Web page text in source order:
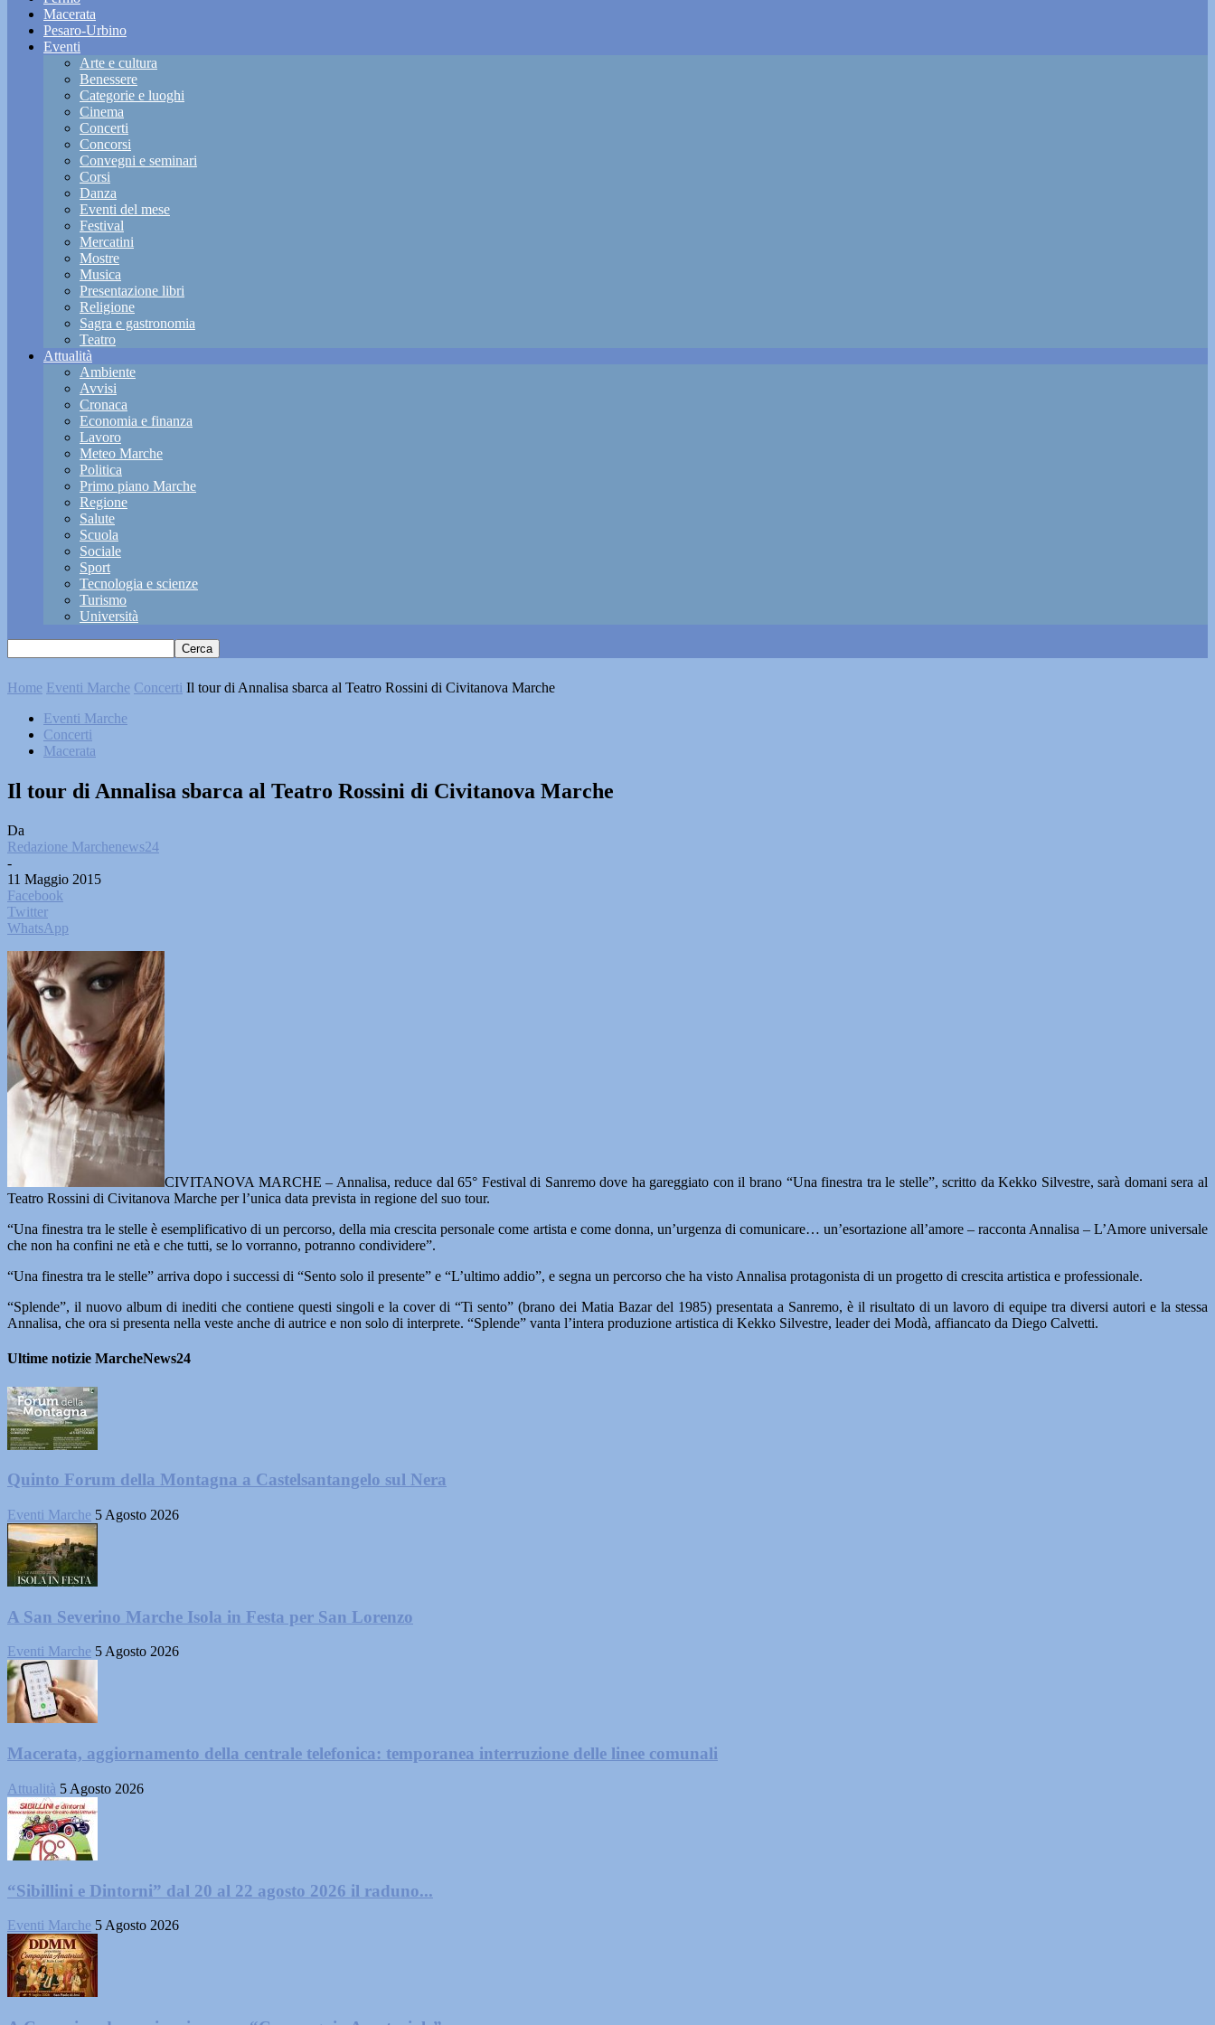
Macerata
Pesaro-Urbino
Eventi
Arte e cultura
Benessere
Categorie e luoghi
Cinema
Concerti
Concorsi
Convegni e seminari
Corsi
Danza
Eventi del mese
Festival
Mercatini
Mostre
Musica
Presentazione libri
Religione
Sagra e gastronomia
Teatro
Attualità
Ambiente
Avvisi
Cronaca
Economia e finanza
Lavoro
Meteo Marche
Politica
Primo piano Marche
Regione
Salute
Scuola
Sociale
Sport
Tecnologia e scienze
Turismo
Università
Home Eventi Marche Concerti Il tour di Annalisa sbarca al Teatro Rossini di Civitanova Marche
Eventi Marche
Concerti
Macerata
Il tour di Annalisa sbarca al Teatro Rossini di Civitanova Marche
Da
Redazione Marchenews24
-
11 Maggio 2015
Facebook
Twitter
WhatsApp
CIVITANOVA MARCHE – Annalisa, reduce dal 65° Festival di Sanremo dove ha gareggiato con il brano “Una finestra tra le stelle”, scritto da Kekko Silvestre, sarà domani sera al
Teatro Rossini di Civitanova Marche per l’unica data prevista in regione del suo tour.
“Una finestra tra le stelle è esemplificativo di un percorso, della mia crescita personale come artista e come donna, un’urgenza di comunicare… un’esortazione all’amore – racconta Annalisa – L’Amore universale
che non ha confini ne età e che tutti, se lo vorranno, potranno condividere”.
“Una finestra tra le stelle” arriva dopo i successi di “Sento solo il presente” e “L’ultimo addio”, e segna un percorso che ha visto Annalisa protagonista di un progetto di crescita artistica e professionale.
“Splende”, il nuovo album di inediti che contiene questi singoli e la cover di “Ti sento” (brano dei Matia Bazar del 1985) presentata a Sanremo, è il risultato di un lavoro di equipe tra diversi autori e la stessa
Annalisa, che ora si presenta nella veste anche di autrice e non solo di interprete. “Splende” vanta l’intera produzione artistica di Kekko Silvestre, leader dei Modà, affiancato da Diego Calvetti.
Ultime notizie MarcheNews24
Quinto Forum della Montagna a Castelsantangelo sul Nera
Eventi Marche 5 Agosto 2026
A San Severino Marche Isola in Festa per San Lorenzo
Eventi Marche 5 Agosto 2026
Macerata, aggiornamento della centrale telefonica: temporanea interruzione delle linee comunali
Attualità 5 Agosto 2026
“Sibillini e Dintorni” dal 20 al 22 agosto 2026 il raduno...
Eventi Marche 5 Agosto 2026